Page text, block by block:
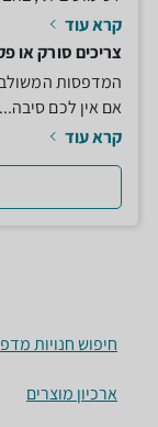
קרא עוד
צריכים סורק או
המדפסות
אם אין לכם סיבה...
קרא עוד
חיפוש חנויות
ארכיון מוצרים